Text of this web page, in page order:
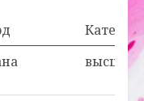
высшая